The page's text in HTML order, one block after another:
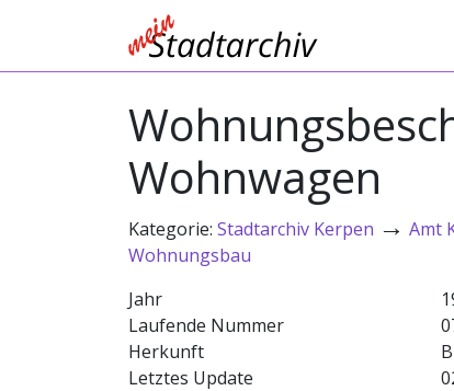
Wohnwagen
Kategorie: Stadtarchiv Kerpen → Amt
Wohnungsbau
Jahr
Laufende Nummer
Herkunft
Letztes Update